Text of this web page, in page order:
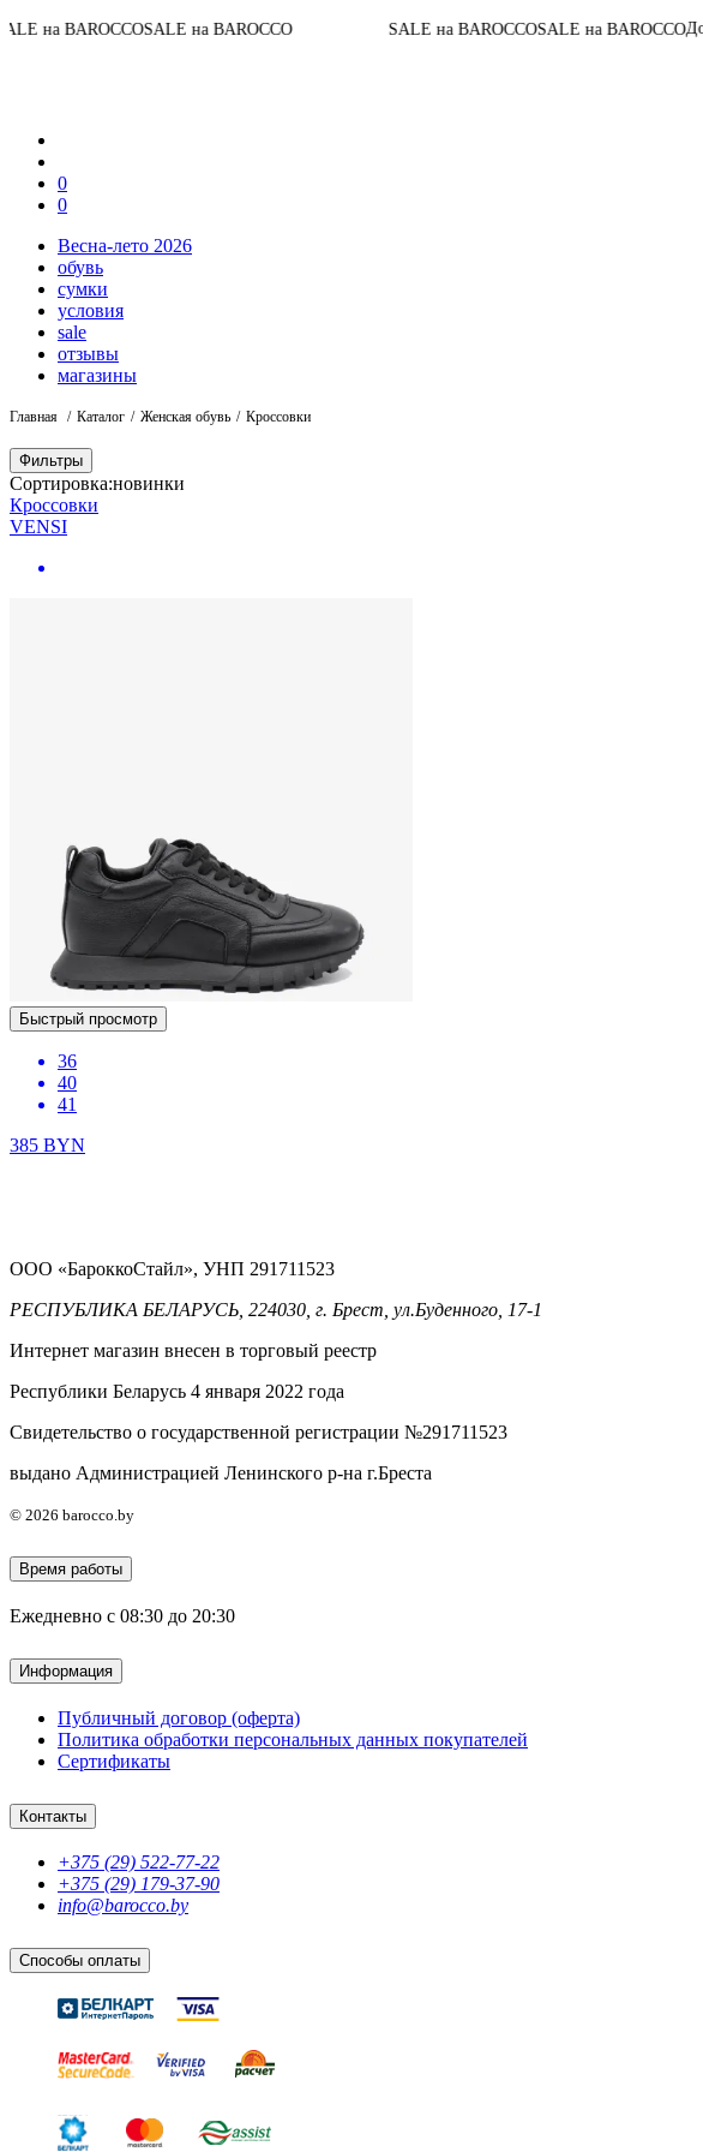
на BAROCCOSALE на BAROCCO SALE на BAROCCOSALE на BAROCCOДо
0
0
Весна-лето 2026
обувь
сумки
условия
sale
отзывы
магазины
Главная Каталог Женская обувь Кроссовки
Фильтры
Сортировка:новинки
Кроссовки
VENSI
Быстрый просмотр
36
40
41
385 BYN
ООО «БароккоСтайл», УНП 291711523
РЕСПУБЛИКА БЕЛАРУСЬ, 224030, г. Брест, ул.Буденного, 17-1
Интернет магазин внесен в торговый реестр
Республики Беларусь 4 января 2022 года
Свидетельство о государственной регистрации №291711523
выдано Администрацией Ленинского р-на г.Бреста
© 2026 barocco.by
Время работы
Ежедневно с 08:30 до 20:30
Информация
Публичный договор (оферта)
Политика обработки персональных данных покупателей
Сертификаты
Контакты
+375 (29) 522-77-22
+375 (29) 179-37-90
info@barocco.by
Способы оплаты